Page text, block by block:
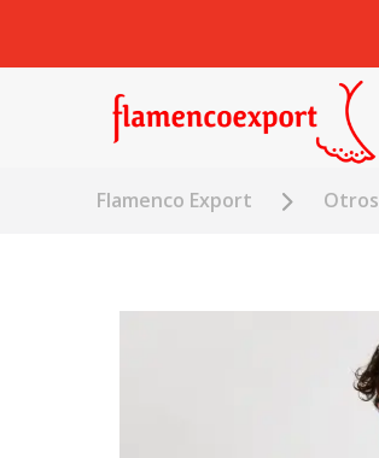
Flamenco Export Otros